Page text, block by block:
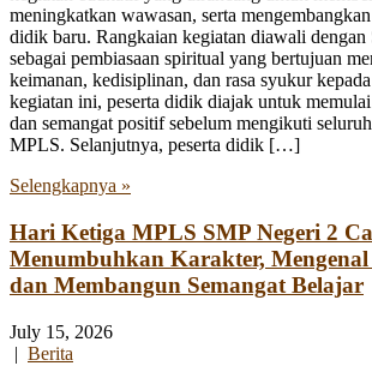
meningkatkan wawasan, serta
didik baru. Rangkaian kegiatan diawali dengan
sebagai pembiasaan spiritual yang bertujuan
keimanan, kedisiplinan, dan rasa syukur
kegiatan ini, peserta didik diajak untuk
dan semangat positif sebelum mengikuti
MPLS. Selanjutnya, peserta didik […]
Selengkapnya »
Hari Ketiga MPLS SMP Negeri 2
Menumbuhkan Karakter,
dan Membangun Semangat Belajar
July 15, 2026
| Berita